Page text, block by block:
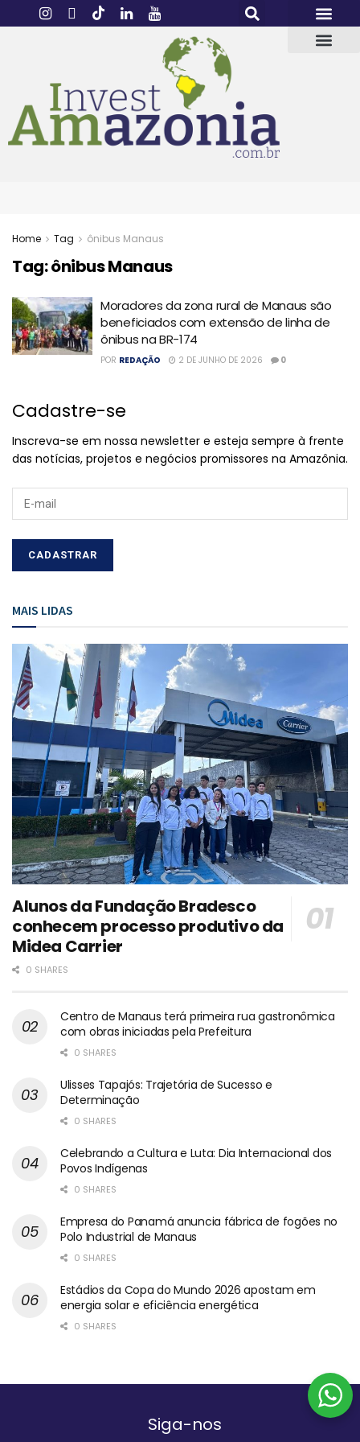
Home Tag ônibus Manaus
Tag:ônibus Manaus
Moradores da zona rural de Manaus são
beneficiados com extensão de linha de
ônibus na BR-174
POR REDAÇÃO 2 DE JUNHO DE 2026 0
Cadastre-se
Inscreva-se em nossa newsletter e esteja sempre à frente
das notícias, projetos e negócios promissores na Amazônia.
MAIS LIDAS
Alunos da Fundação Bradesco
conhecem processo produtivo da
Midea Carrier
0 SHARES
Centro de Manaus terá primeira rua gastronômica
com obras iniciadas pela Prefeitura
0 SHARES
Ulisses Tapajós: Trajetória de Sucesso e
Determinação
0 SHARES
Celebrando a Cultura e Luta: Dia Internacional dos
Povos Indígenas
0 SHARES
Empresa do Panamá anuncia fábrica de fogões no
Polo Industrial de Manaus
0 SHARES
Estádios da Copa do Mundo 2026 apostam em
energia solar e eficiência energética
0 SHARES
Siga-nos